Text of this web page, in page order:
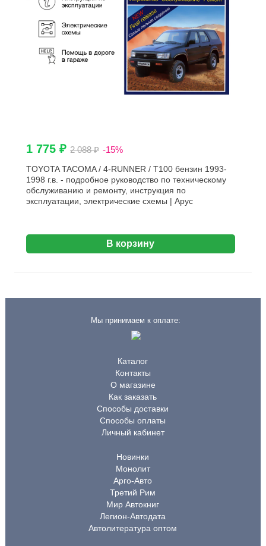
1 775 ₽ 2 088 ₽ -15%
TOYOTA TACOMA / 4-RUNNER / T100 бензин 1993-
1998 г.в. - подробное руководство по техническому
обслуживанию и ремонту, инструкция по
эксплуатации, электрические схемы | Арус
В корзину
Мы принимаем к оплате:
Каталог
Контакты
О магазине
Как заказать
Способы доставки
Способы оплаты
Личный кабинет
Новинки
Монолит
Арго-Авто
Третий Рим
Мир Автокниг
Легион-Автодата
Автолитература оптом